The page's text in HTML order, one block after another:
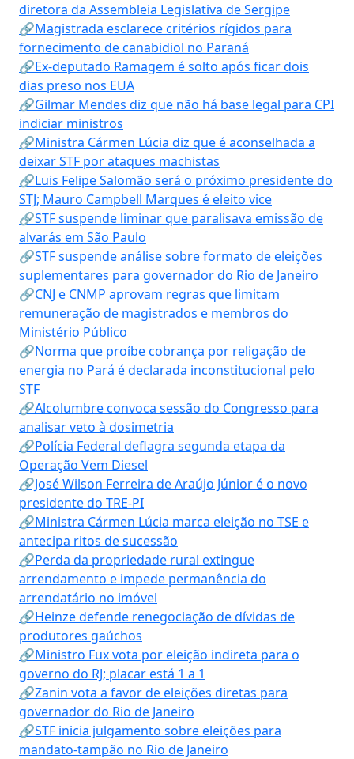
diretora da Assembleia Legislativa de Sergipe
🔗Magistrada esclarece critérios rígidos para
fornecimento de canabidiol no Paraná
🔗Ex-deputado Ramagem é solto após ficar dois
dias preso nos EUA
🔗Gilmar Mendes diz que não há base legal para CPI
indiciar ministros
🔗Ministra Cármen Lúcia diz que é aconselhada a
deixar STF por ataques machistas
🔗Luis Felipe Salomão será o próximo presidente do
STJ; Mauro Campbell Marques é eleito vice
🔗STF suspende liminar que paralisava emissão de
alvarás em São Paulo
🔗STF suspende análise sobre formato de eleições
suplementares para governador do Rio de Janeiro
🔗CNJ e CNMP aprovam regras que limitam
remuneração de magistrados e membros do
Ministério Público
🔗Norma que proíbe cobrança por religação de
energia no Pará é declarada inconstitucional pelo
STF
🔗Alcolumbre convoca sessão do Congresso para
analisar veto à dosimetria
🔗Polícia Federal deflagra segunda etapa da
Operação Vem Diesel
🔗José Wilson Ferreira de Araújo Júnior é o novo
presidente do TRE-PI
🔗Ministra Cármen Lúcia marca eleição no TSE e
antecipa ritos de sucessão
🔗Perda da propriedade rural extingue
arrendamento e impede permanência do
arrendatário no imóvel
🔗Heinze defende renegociação de dívidas de
produtores gaúchos
🔗Ministro Fux vota por eleição indireta para o
governo do RJ; placar está 1 a 1
🔗Zanin vota a favor de eleições diretas para
governador do Rio de Janeiro
🔗STF inicia julgamento sobre eleições para
mandato-tampão no Rio de Janeiro